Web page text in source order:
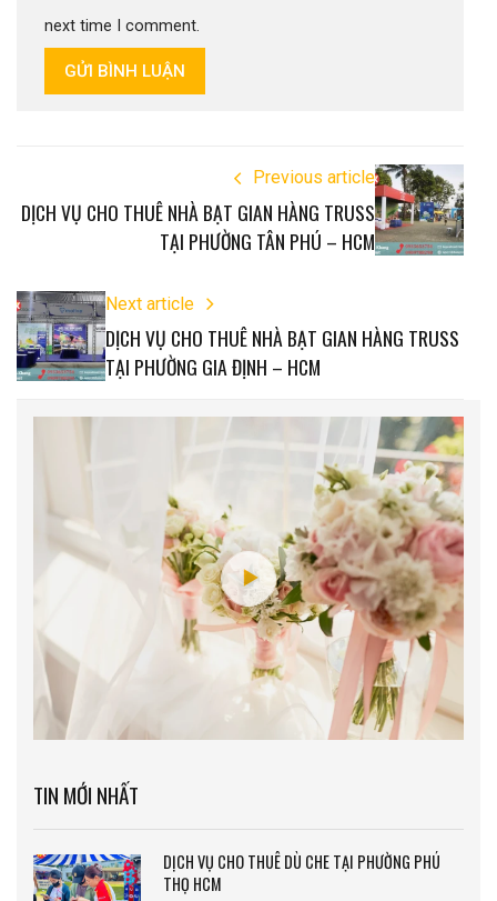
next time I comment.
GỬI BÌNH LUẬN
Previous article
DỊCH VỤ CHO THUÊ NHÀ BẠT GIAN HÀNG TRUSS
TẠI PHƯỜNG TÂN PHÚ – HCM
Next article
DỊCH VỤ CHO THUÊ NHÀ BẠT GIAN HÀNG TRUSS
TẠI PHƯỜNG GIA ĐỊNH – HCM
TIN MỚI NHẤT
DỊCH VỤ CHO THUÊ DÙ CHE TẠI PHƯỜNG PHÚ
THỌ HCM